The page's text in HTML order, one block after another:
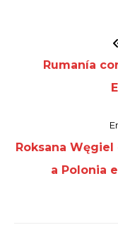
Rumanía
Roksana
a Polonia